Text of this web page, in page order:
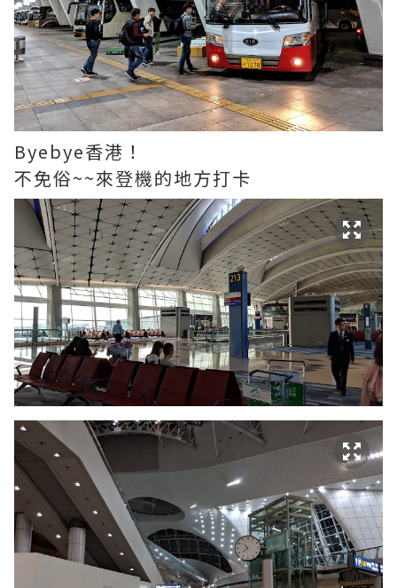
Byebye香港！
不免俗~~來登機的地方打卡